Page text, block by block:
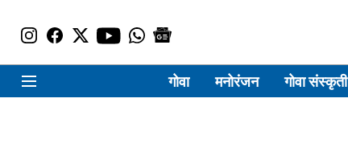
गोवा मनोरंजन गोवा संस्कृती